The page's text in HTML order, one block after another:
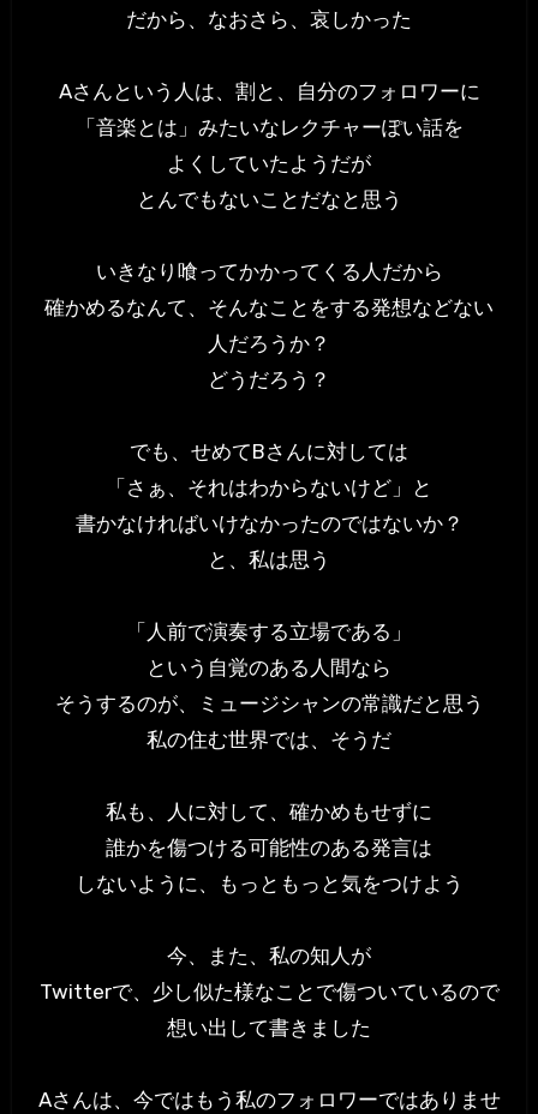
だから、なおさら、哀しかった
Aさんという人は、割と、自分のフォロワーに
「音楽とは」みたいなレクチャーぽい話を
よくしていたようだが
とんでもないことだなと思う
いきなり喰ってかかってくる人だから
確かめるなんて、そんなことをする発想などない
人だろうか？
どうだろう？
でも、せめてBさんに対しては
「さぁ、それはわからないけど」と
書かなければいけなかったのではないか？
と、私は思う
「人前で演奏する立場である」
という自覚のある人間なら
そうするのが、ミュージシャンの常識だと思う
私の住む世界では、そうだ
私も、人に対して、確かめもせずに
誰かを傷つける可能性のある発言は
しないように、もっともっと気をつけよう
今、また、私の知人が
Twitterで、少し似た様なことで傷ついているので
想い出して書きました
Aさんは、今ではもう私のフォロワーではありませ